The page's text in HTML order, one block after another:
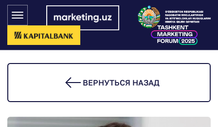
ВЕРНУТЬСЯ НАЗАД